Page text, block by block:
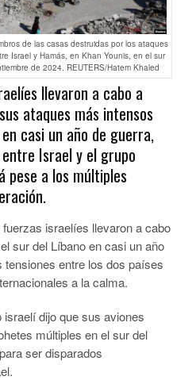
de las casas destruidas por los ataques
Israel y Hamás, en Khan Younis, en el sur
de 2024. REUTERS/Hatem Khaled
llevaron a cabo a
ataques más intensos
casi un año de guerra,
Israel y el grupo
pese a los múltiples
israelíes llevaron a cabo
sur del Líbano en casi un año
tensiones entre los dos países
a la calma.
dijo que sus aviones
múltiples en el sur del
ser disparados